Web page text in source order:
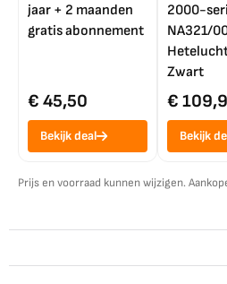
jaar + 2 maanden
gratis abonnement
€ 45,50
Bekijk deal
2000-
NA321/
Zwart
€
Bekijk
Prijs en voorraad kunnen wijzigen.